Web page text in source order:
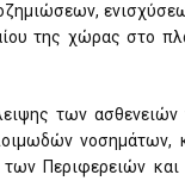
της χώρας στο
των
νοσημάτων,
Περιφερειών